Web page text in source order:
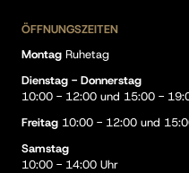
ÖFFNUNGSZEITEN
Montag Ruhetag
Dienstag - Donnerstag
10:00 - 12:00 und 15:00 -
Freitag 10:00 - 12:00 und
Samstag
10:00 - 14:00 Uhr